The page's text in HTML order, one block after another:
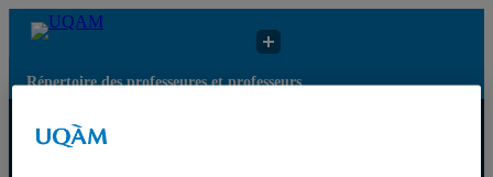
Répertoire des professeures et professeurs